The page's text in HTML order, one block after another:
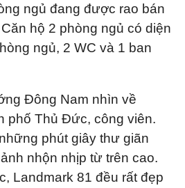
ngủ đang được rao bán
Căn hộ 2 phòng ngủ có diện
ngủ, 2 WC và 1 ban
Đông Nam nhìn về
phố Thủ Đức, công viên.
phút giây thư giãn
nhộn nhịp từ trên cao.
Landmark 81 đều rất đẹp